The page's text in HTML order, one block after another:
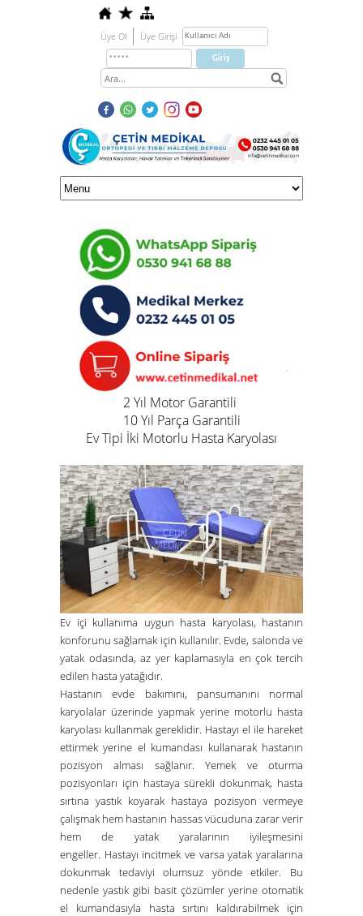
Üye Ol Üye Girişi
2 Yıl Motor Garantili
10 Yıl Parça Garantili
Ev Tipi İki Motorlu Hasta Karyolası
Ev içi kullanıma uygun hasta karyolası, hastanın
konforunu sağlamak için kullanılır. Evde, salonda ve
yatak odasında, az yer kaplamasıyla en çok tercih
edilen hasta yatağıdır.
Hastanın evde bakımını, pansumanını normal
karyolalar üzerinde yapmak yerine motorlu hasta
karyolası kullanmak gereklidir. Hastayı el ile hareket
ettirmek yerine el kumandası kullanarak hastanın
pozisyon alması sağlanır. Yemek ve oturma
pozisyonları için hastaya sürekli dokunmak, hasta
sırtına yastık koyarak hastaya pozisyon vermeye
çalışmak hem hastanın hassas vücuduna zarar verir
hem de yatak yaralarının iyileşmesini
engeller. Hastayı incitmek ve varsa yatak yaralarına
dokunmak tedaviyi olumsuz yönde etkiler. Bu
nedenle yastık gibi basit çözümler yerine otomatik
el kumandasıyla hasta sırtını kaldırabilmek için